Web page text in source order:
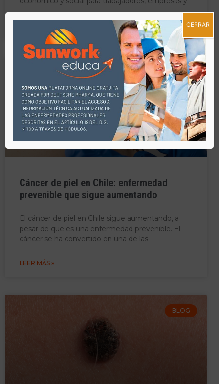
BLOG
Cáncer de piel en Chile: enfermedad
prevenible que sigue aumentando
El cáncer de piel en Chile sigue aumentando, a
pesar de que es una enfermedad prevenible. El
cáncer se ha convertido en una de las
LEER MÁS »
BLOG
CERRAR